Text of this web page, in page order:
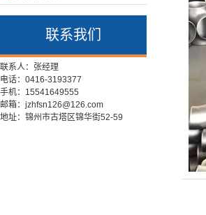
联系我们
联系人：张经理
电话：0416-3193377
手机：15541649555
邮箱：jzhfsn126@126.com
地址：锦州市古塔区锦华街52-59